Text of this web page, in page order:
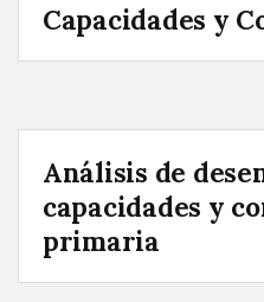
Capacidades y
Análisis de
capacidades y
primaria